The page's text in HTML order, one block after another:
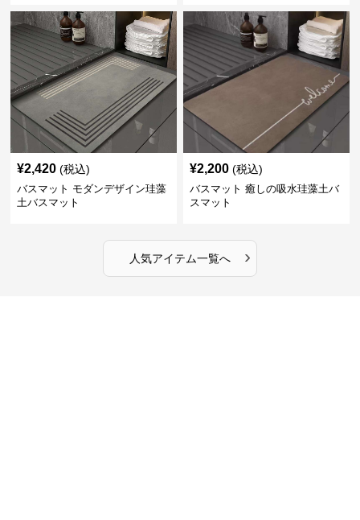
¥2,420 (税込)
バスマット モダンデザイン珪藻
土バスマット
¥2,200 (税込)
バスマット 癒しの吸水珪藻土バ
スマット
人気アイテム一覧へ ›